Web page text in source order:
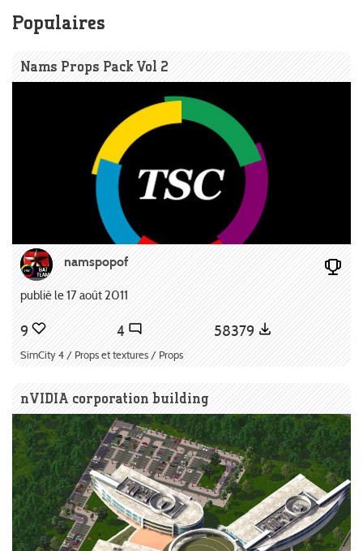
Populaires
Nams Props Pack Vol 2
namspopof
publié le 17 août 2011
9 4 58379
SimCity 4 / Props et textures / Props
nVIDIA corporation building